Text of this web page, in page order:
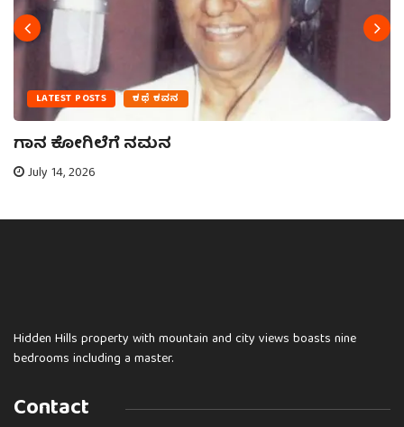
LATEST POSTS ಕಥೆ ಕವನ
ಗಾನ ಕೋಗಿಲೆಗೆ ನಮನ
July 14, 2026
Hidden Hills property with mountain and city views boasts nine
bedrooms including a master.
Contact